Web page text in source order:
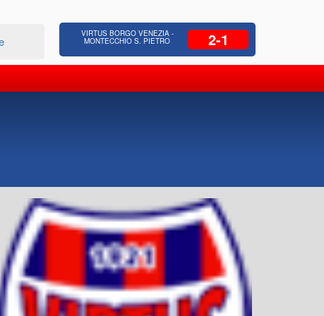
Residenziale, Opere pubbliche,
Strade, Opere idrauliche, Bonifica
VIRTUS BORGO VENEZIA -
MONTECCHIO S. PIETRO 2-1